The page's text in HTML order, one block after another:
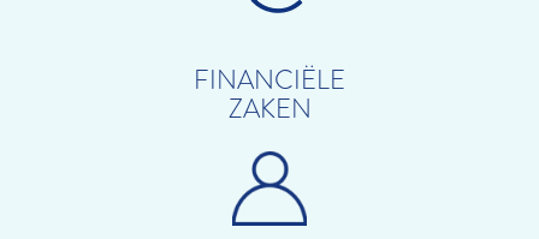
FINANCIËLE
ZAKEN